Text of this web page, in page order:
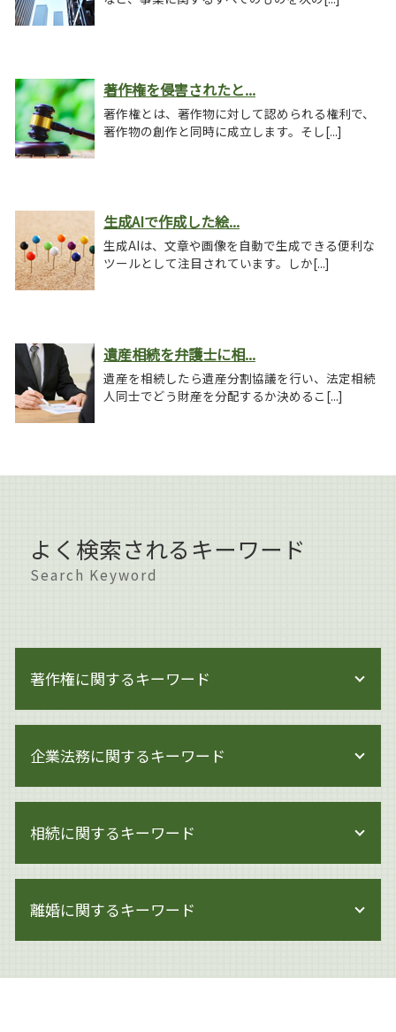
著作権を侵害されたと...
著作権とは、著作物に対して認められる権利で、
著作物の創作と同時に成立します。そし[...]
生成AIで作成した絵...
生成AIは、文章や画像を自動で生成できる便利な
ツールとして注目されています。しか[...]
遺産相続を弁護士に相...
遺産を相続したら遺産分割協議を行い、法定相続
人同士でどう財産を分配するか決めるこ[...]
よく検索されるキーワード
Search Keyword
著作権に関するキーワード
著作権 対象
著作権侵害にならない
著作権 訴えられた
著作権 著作物
著作権侵害 時効
著作権とは 画像
著作権とは 写真
企業法務に関するキーワード
企業法務 株主総会
閉鎖会社 事業承継
事業承継 マッチング
企業法務 m&a
事業承継 方法
相続に関するキーワード
相続 贈与 生前対策
相続 手続き 期限
離婚に関するキーワード